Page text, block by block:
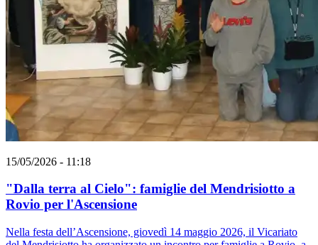
15/05/2026 - 11:18
"Dalla terra al Cielo": famiglie del Mendrisiotto a
Rovio per l'Ascensione
Nella festa dell’Ascensione, giovedì 14 maggio 2026, il Vicariato